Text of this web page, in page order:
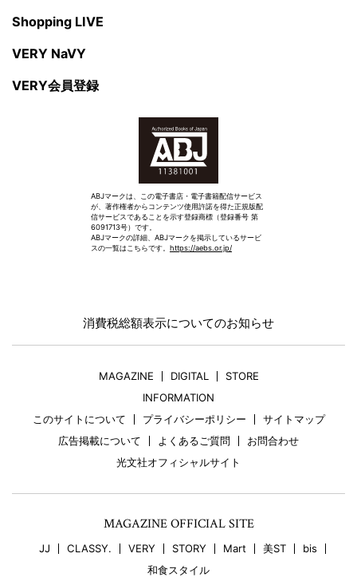
Shopping LIVE
VERY NaVY
VERY会員登録
ABJマークは、この電子書店・電子書籍配信サービス
が、著作権者からコンテンツ使用許諾を得た正規版配
信サービスであることを示す登録商標（登録番号 第
6091713号）です。
ABJマークの詳細、ABJマークを掲示しているサービ
スの一覧はこちらです。 https://aebs.or.jp/
消費税総額表示についてのお知らせ
MAGAZINE DIGITAL
STORE
INFORMATION
このサイトについて
プライバシーポリシー
サイトマップ
広告掲載について
よくあるご質問
お問合わせ
光文社オフィシャルサイト
MAGAZINE OFFICIAL SITE
JJ CLASSY. VERY STORY Mart 美ST
bis
和食スタイル